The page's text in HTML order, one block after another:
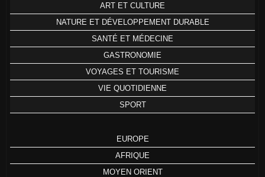
ART ET CULTURE
NATURE ET DÉVELOPPEMENT DURABLE
SANTÉ ET MÉDECINE
GASTRONOMIE
VOYAGES ET TOURISME
VIE QUOTIDIENNE
SPORT
EUROPE
AFRIQUE
MOYEN ORIENT